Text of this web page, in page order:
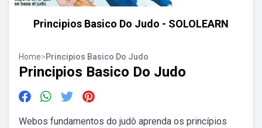
Principios Basico Do Judo - SOLOLEARN
Home>Principios Basico Do Judo
Principios Basico Do Judo
Webos fundamentos do judô aprenda os princípios